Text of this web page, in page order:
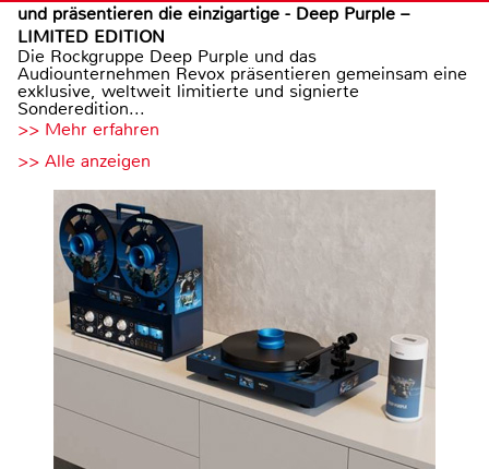
und präsentieren die einzigartige - Deep Purple –
LIMITED EDITION
Die Rockgruppe Deep Purple und das
Audiounternehmen Revox präsentieren gemeinsam eine
exklusive, weltweit limitierte und signierte
Sonderedition...
>> Mehr erfahren
>> Alle anzeigen